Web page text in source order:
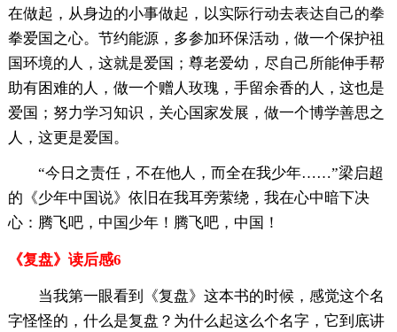
在做起，从身边的小事做起，以实际行动去表达自己的拳
拳爱国之心。节约能源，多参加环保活动，做一个保护祖
国环境的人，这就是爱国；尊老爱幼，尽自己所能伸手帮
助有困难的人，做一个赠人玫瑰，手留余香的人，这也是
爱国；努力学习知识，关心国家发展，做一个博学善思之
人，这更是爱国。
“今日之责任，不在他人，而全在我少年……”梁启超
的《少年中国说》依旧在我耳旁萦绕，我在心中暗下决
心：腾飞吧，中国少年！腾飞吧，中国！
《复盘》读后感6
当我第一眼看到《复盘》这本书的时候，感觉这个名
字怪怪的，什么是复盘？为什么起这么个名字，它到底讲